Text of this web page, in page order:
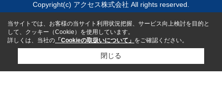
Copyright(c) アクセス株式会社 All rights reserved.
当サイトでは、お客様の当サイト利用状況把握、サービス向上検討を目的と
して、クッキー（Cookie）を使用しています。
詳しくは、当社の 「Cookieの取扱いについて」 をご確認ください。
閉じる